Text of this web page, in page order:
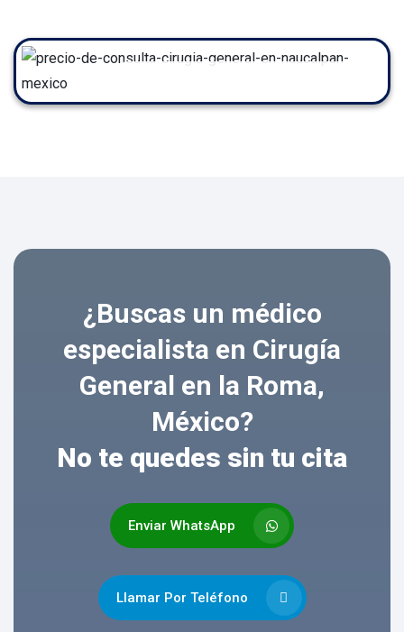
¿Buscas un médico
especialista en Cirugía
General en la Roma,
México?
No te quedes sin tu cita
Enviar WhatsApp
Llamar Por Teléfono